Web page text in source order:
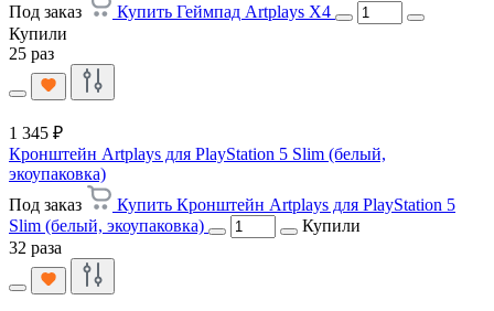
Под заказ
Купить Геймпад Artplays X4
Купили
25 раз
1 345 ₽
Кронштейн Artplays для PlayStation 5 Slim (белый,
экоупаковка)
Под заказ
Купить Кронштейн Artplays для PlayStation 5
Slim (белый, экоупаковка)
Купили
32 раза